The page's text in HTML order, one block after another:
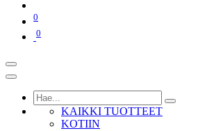
0
0
KAIKKI TUOTTEET
KOTIIN